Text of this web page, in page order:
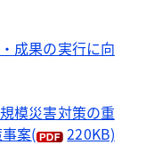
成果の実行に向
模災害対策の重
案(
220KB)